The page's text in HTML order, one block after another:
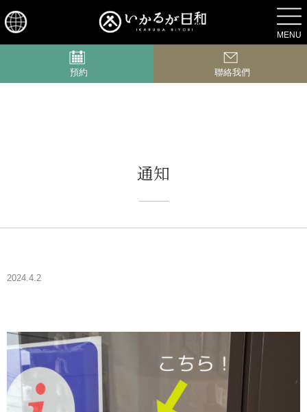
MENU
交通路線
預約 聯絡我們
通知
2024.4.2